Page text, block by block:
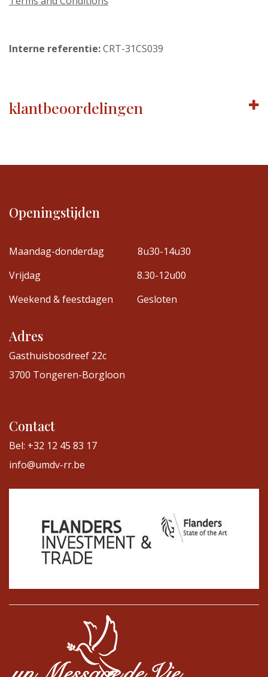
Interne referentie:CRT-31CS039
klantbeoordelingen
Openingstijden
Maandag-donderdag
8u30-14u30
Vrijdag
8.30-12u00
Weekend & feestdagen
Gesloten
Adres
Gasthuisbosdreef 22c
3700 Tongeren-Borgloon
Contact
Bel: +32 12 45 83 17
info@umdv-rr.be